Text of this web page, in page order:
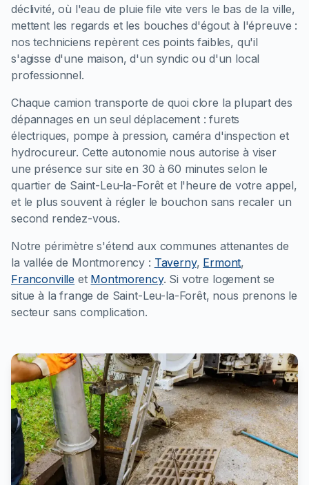
déclivité, où l'eau de pluie file vite vers le bas de la ville,
mettent les regards et les bouches d'égout à l'épreuve :
nos techniciens repèrent ces points faibles, qu'il
s'agisse d'une maison, d'un syndic ou d'un local
professionnel.
Chaque camion transporte de quoi clore la plupart des
dépannages en un seul déplacement : furets
électriques, pompe à pression, caméra d'inspection et
hydrocureur. Cette autonomie nous autorise à viser
une présence sur site en 30 à 60 minutes selon le
quartier de Saint-Leu-la-Forêt et l'heure de votre appel,
et le plus souvent à régler le bouchon sans recaler un
second rendez-vous.
Notre périmètre s'étend aux communes attenantes de
la vallée de Montmorency : Taverny, Ermont,
Franconville et Montmorency. Si votre logement se
situe à la frange de Saint-Leu-la-Forêt, nous prenons le
secteur sans complication.